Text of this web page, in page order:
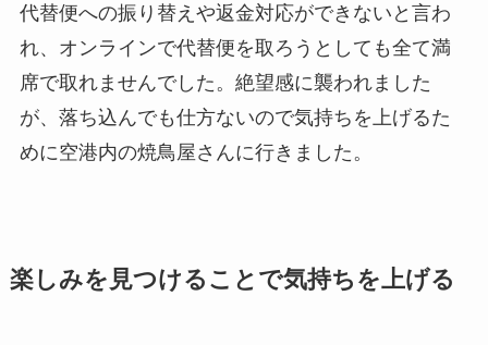
代替便への振り替えや返金対応ができないと言わ
れ、オンラインで代替便を取ろうとしても全て満
席で取れませんでした。絶望感に襲われました
が、落ち込んでも仕方ないので気持ちを上げるた
めに空港内の焼鳥屋さんに行きました。
楽しみを見つけることで気持ちを上げる